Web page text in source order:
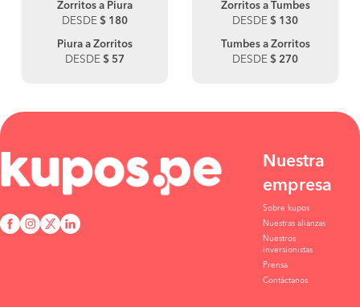
Zorritos a Piura
DESDE $ 180
Piura a Zorritos
DESDE $ 57
Zorritos a Tumbes
DESDE $ 130
Tumbes a Zorritos
DESDE $ 270
Nuestra
empresa
Sobre kupos
Nuestras alianzas
Nuestros
inversionistas
Prensa
Contáctanos